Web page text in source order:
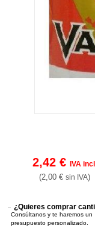
2,42 €IVA
(2,00 €sin IVA)
¿Quieres comprar
Consúltanos y te haremos un
presupuesto personalizado.